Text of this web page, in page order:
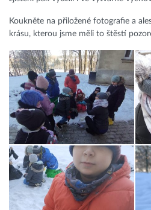
Koukněte na přiložené fotografie a
krásu, kterou jsme měli to štěstí